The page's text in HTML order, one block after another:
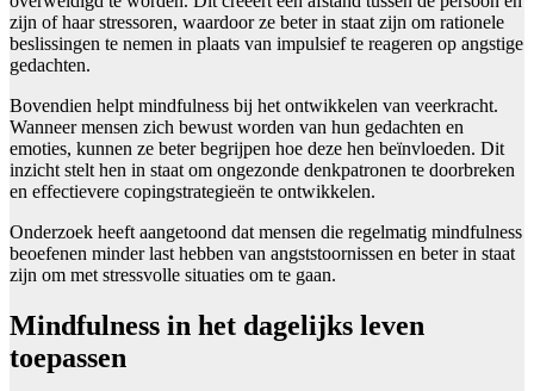
zijn of haar stressoren, waardoor ze beter in staat zijn om rationele
beslissingen te nemen in plaats van impulsief te reageren op angstige
gedachten.
Bovendien helpt mindfulness bij het ontwikkelen van veerkracht.
Wanneer mensen zich bewust worden van hun gedachten en
emoties, kunnen ze beter begrijpen hoe deze hen beïnvloeden. Dit
inzicht stelt hen in staat om ongezonde denkpatronen te doorbreken
en effectievere copingstrategieën te ontwikkelen.
Onderzoek heeft aangetoond dat mensen die regelmatig mindfulness
beoefenen minder last hebben van angststoornissen en beter in staat
zijn om met stressvolle situaties om te gaan.
Mindfulness in het dagelijks leven
toepassen